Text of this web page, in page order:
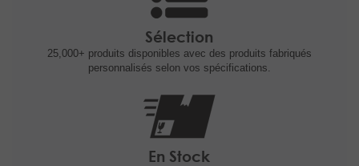
Sélection
25,000+ produits disponibles avec des produits fabriqués
personnalisés selon vos spécifications.
En Stock